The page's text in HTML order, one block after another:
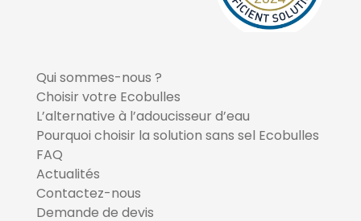
Qui sommes-nous ?
Choisir votre Ecobulles
L’alternative à l’adoucisseur d’eau
Pourquoi choisir la solution sans sel Ecobulles
FAQ
Actualités
Contactez-nous
Demande de devis